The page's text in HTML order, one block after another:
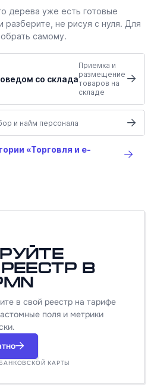
дерева уже есть готовые
не рисуя с нуля. Для
самому.
со склада
Приемка и
размещение
товаров на
складе
и найм персонала
«Торговля и e-
в
в свой реестр на тарифе
поля и метрики
КАРТЫ